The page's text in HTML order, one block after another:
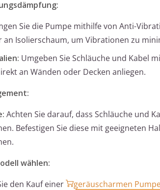
Sie die Pumpe mithilfe von Anti-
an Isolierschaum, um Vibrationen zu
Umgeben Sie Schläuche und Kabel
an Wänden oder Decken anliegen.
Achten Sie darauf, dass Schläuche und
Befestigen Sie diese mit geeigneten
wählen:
den Kauf einer geräuscharmen